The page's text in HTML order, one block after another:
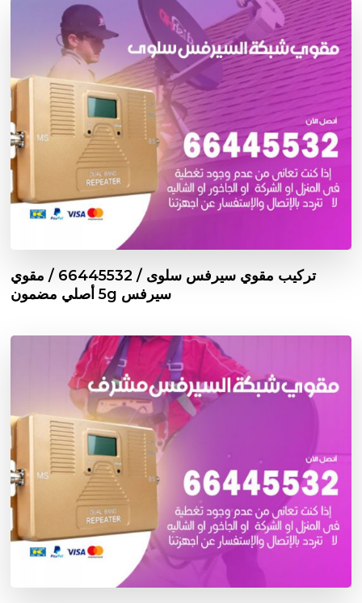
تركيب مقوي سيرفس سلوى / 66445532 / مقوي
سيرفس 5g أصلي مضمون